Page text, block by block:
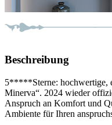
Beschreibung
5*****Sterne: hochwertige,
Minerva“. 2024 wieder
Anspruch an Komfort und
Ambiente für Ihren